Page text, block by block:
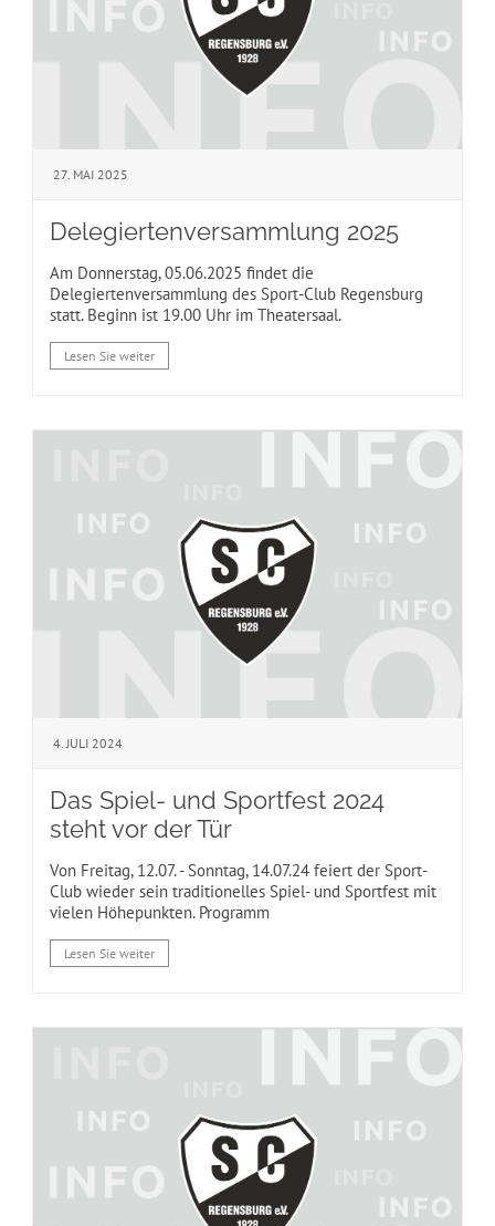
27. MAI 2025
Delegiertenversammlung 2025
Am Donnerstag, 05.06.2025 findet die
Delegiertenversammlung des Sport-Club Regensburg
statt. Beginn ist 19.00 Uhr im Theatersaal.
Lesen Sie weiter
4. JULI 2024
Das Spiel- und Sportfest 2024
steht vor der Tür
Von Freitag, 12.07. - Sonntag, 14.07.24 feiert der Sport-
Club wieder sein traditionelles Spiel- und Sportfest mit
vielen Höhepunkten. Programm
Lesen Sie weiter